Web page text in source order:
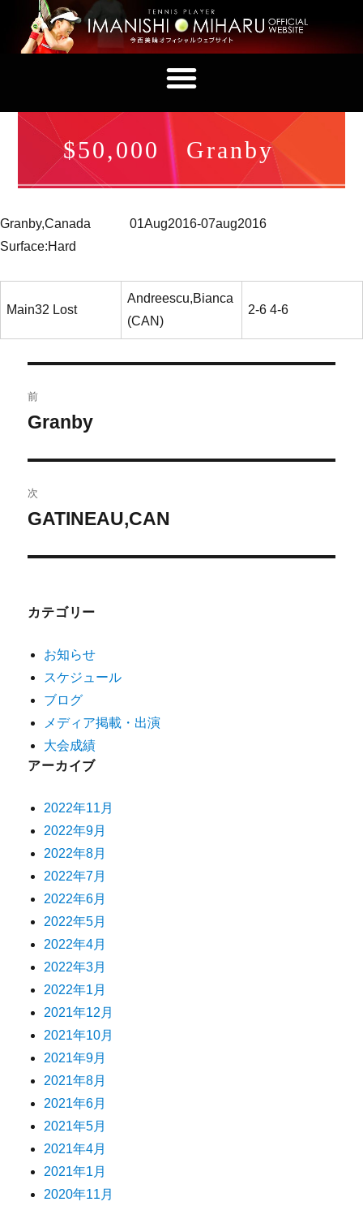
$50,000 Granby
Granby,Canada 01Aug2016-07aug2016
Surface:Hard
Main32 Lost
Andreescu,Bianca
(CAN)
2-6 4-6
前
Granby
次
GATINEAU,CAN
カテゴリー
お知らせ
スケジュール
ブログ
メディア掲載・出演
大会成績
アーカイブ
2022年11月
2022年9月
2022年8月
2022年7月
2022年6月
2022年5月
2022年4月
2022年3月
2022年1月
2021年12月
2021年10月
2021年9月
2021年8月
2021年6月
2021年5月
2021年4月
2021年1月
2020年11月